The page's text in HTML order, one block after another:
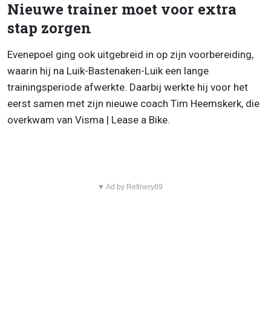
Nieuwe trainer moet voor extra
stap zorgen
Evenepoel ging ook uitgebreid in op zijn voorbereiding,
waarin hij na Luik-Bastenaken-Luik een lange
trainingsperiode afwerkte. Daarbij werkte hij voor het
eerst samen met zijn nieuwe coach Tim Heemskerk, die
overkwam van Visma | Lease a Bike.
▼ Ad by Refinery89